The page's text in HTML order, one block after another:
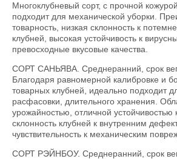
Многоклубневый сорт, с прочной
подходит для механической уборки.
товарность, низкая склонность к
клубней, высокая устойчивость к
превосходные вкусовые качества.
СОРТ САНЬЯВА. Среднеранний, срок
Благодаря равномерной калибровке и
товарных клубней, идеально подходит
расфасовки, длительного хранения.
урожайностью, отличной устойчивостью
склонность клубней к внутренним
чувствительность к механическим
СОРТ РЭЙНБОУ. Среднеранний, срок